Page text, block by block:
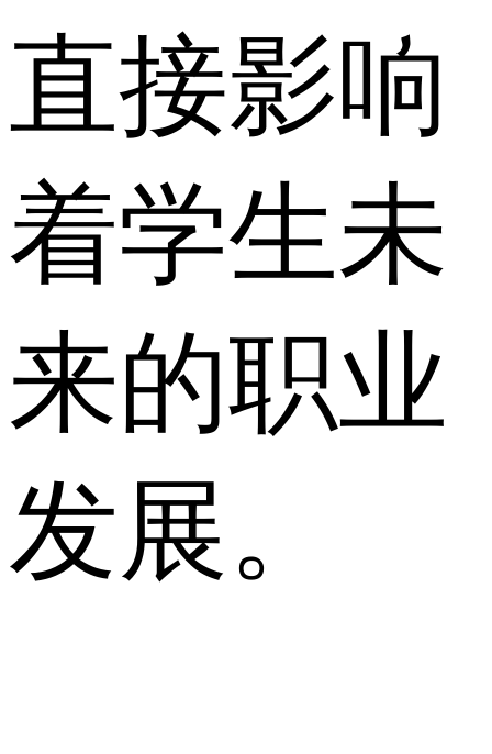
直接影响
着学生未
来的职业
发展。